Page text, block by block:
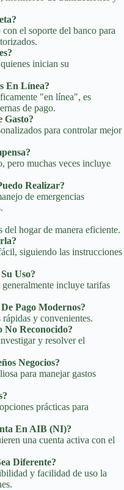
el soporte del banco para
inician su
En Línea?
"en línea", es
de pago.
Gasto?
para controlar mejor
pero muchas veces incluye
Realizar?
de emergencias
del hogar de manera eficiente.
siguiendo las instrucciones
Uso?
incluye tarifas
Pago Modernos?
y convenientes.
No Reconocido?
y resolver el
Negocios?
para manejar gastos
prácticas para
En AIB (NI)?
una cuenta activa con el
Diferente?
y facilidad de uso la